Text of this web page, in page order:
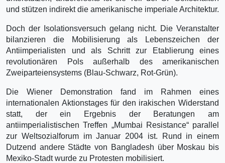
und stützen indirekt die amerikanische imperiale Architektur.
Doch der Isolationsversuch gelang nicht. Die Veranstalter
bilanzieren die Mobilisierung als Lebenszeichen der
Antiimperialisten und als Schritt zur Etablierung eines
revolutionären Pols außerhalb des amerikanischen
Zweiparteiensystems (Blau-Schwarz, Rot-Grün).
Die Wiener Demonstration fand im Rahmen eines
internationalen Aktionstages für den irakischen Widerstand
statt, der ein Ergebnis der Beratungen am
antiimperialistischen Treffen „Mumbai Resistance“ parallel
zur Weltsozialforum im Januar 2004 ist. Rund in einem
Dutzend andere Städte von Bangladesh über Moskau bis
Mexiko-Stadt wurde zu Protesten mobilisiert.